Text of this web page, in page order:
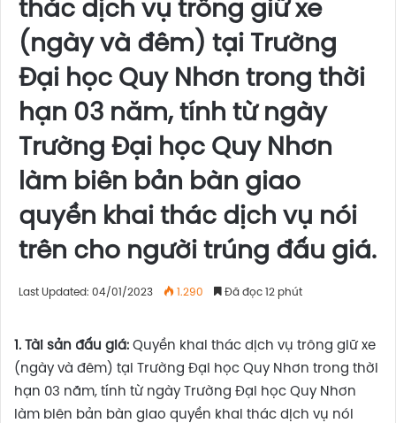
thác dịch vụ trông giữ xe
(ngày và đêm) tại Trường
Đại học Quy Nhơn trong thời
hạn 03 năm, tính từ ngày
Trường Đại học Quy Nhơn
làm biên bản bàn giao
quyền khai thác dịch vụ nói
trên cho người trúng đấu giá.
Last Updated: 04/01/2023 1.290 Đã đọc 12 phút
1. Tài sản đấu giá: Quyền khai thác dịch vụ trông giữ xe
(ngày và đêm) tại Trường Đại học Quy Nhơn trong thời
hạn 03 năm, tính từ ngày Trường Đại học Quy Nhơn
làm biên bản bàn giao quyền khai thác dịch vụ nói